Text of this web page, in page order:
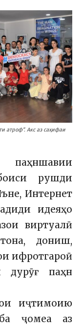
атроф”. Акс аз саҳифаи
паҳншавии
рушди
Интернет
идеяҳо
виртуалӣ
дониш,
ифротгароӣ
дурӯғ паҳн
иҷтимоию
ҷомеа аз